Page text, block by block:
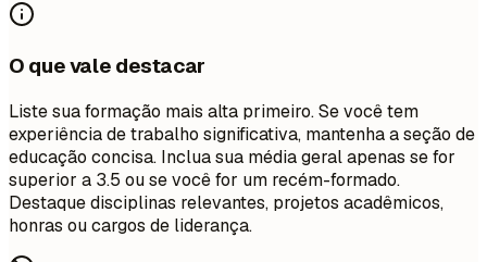
O que vale destacar
Liste sua formação mais alta primeiro. Se você tem
experiência de trabalho significativa, mantenha a seção de
educação concisa. Inclua sua média geral apenas se for
superior a 3.5 ou se você for um recém-formado.
Destaque disciplinas relevantes, projetos acadêmicos,
honras ou cargos de liderança.